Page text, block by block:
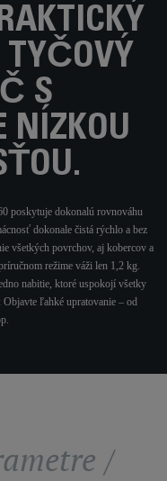
TYČOVÝ
S
NÍZKOU
poskytuje dokonalú rovnováhu
dokonale čistá rýchlo a bez
všetkých povrchov, aj kobercov a
režime váži len 1,2 kg.
nabitie, ktoré uspokojí všetky
ľahké upratovanie – od
/